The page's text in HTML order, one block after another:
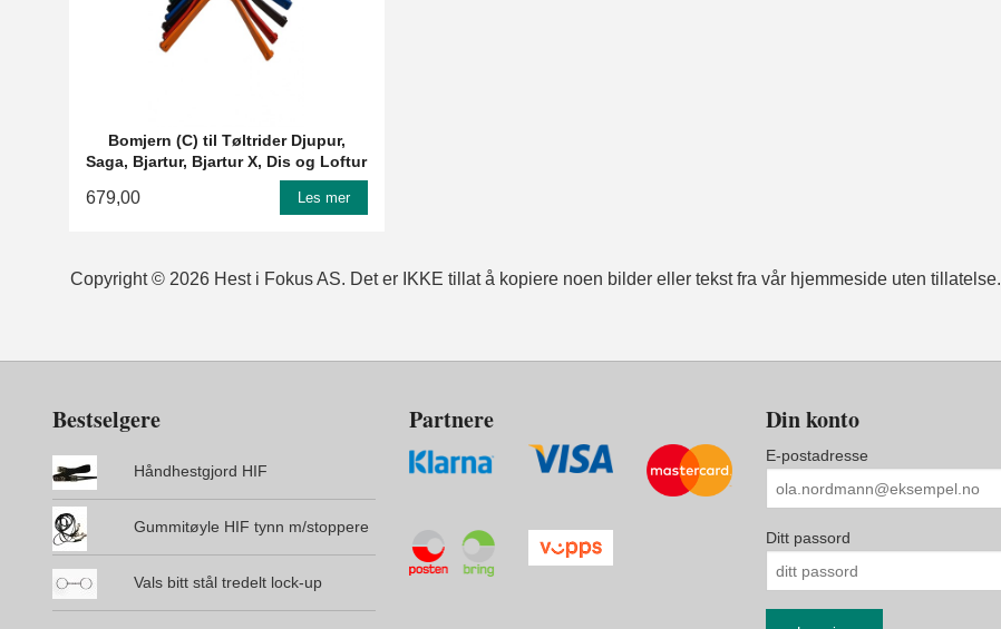
Bomjern (C) til Tøltrider Djupur,
Saga, Bjartur, Bjartur X, Dis og Loftur
679,00 Les mer
Copyright © 2026 Hest i Fokus AS. Det er IKKE tillat å kopiere noen bilder eller tekst fra vår hjemmeside uten tillatelse.
Bestselgere
Håndhestgjord HIF
Gummitøyle HIF tynn m/stoppere
Vals bitt stål tredelt lock-up
Partnere Din konto
E-postadresse
Ditt passord